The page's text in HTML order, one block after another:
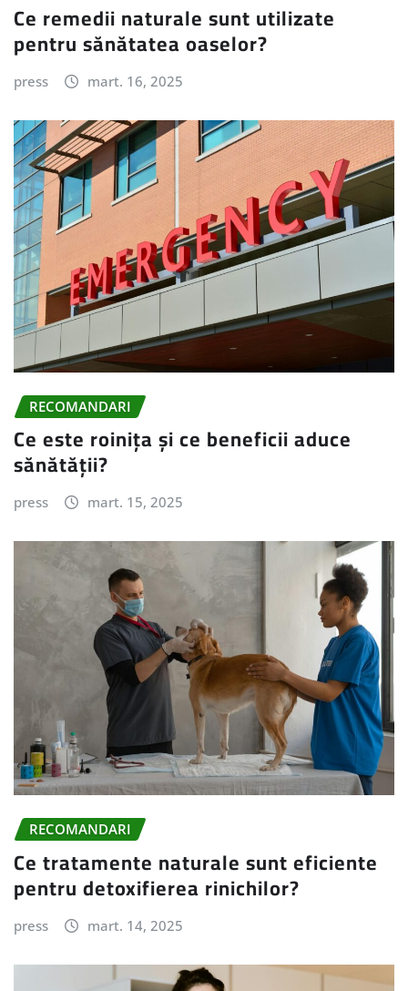
Ce remedii naturale sunt utilizate
pentru sănătatea oaselor?
press mart. 16, 2025
RECOMANDARI
Ce este roinița și ce beneficii aduce
sănătății?
press mart. 15, 2025
RECOMANDARI
Ce tratamente naturale sunt eficiente
pentru detoxifierea rinichilor?
press mart. 14, 2025